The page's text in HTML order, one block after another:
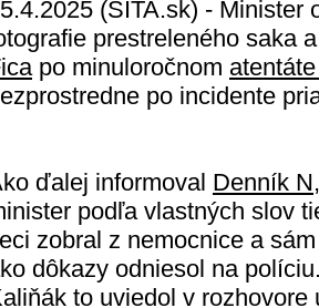
(SITA.sk) - Minister
prestreleného saka
po minuloročnom
po incidente
ďalej informoval Denník N,
podľa vlastných slov
zobral z nemocnice a
dôkazy odniesol na
to uviedol v rozhovore